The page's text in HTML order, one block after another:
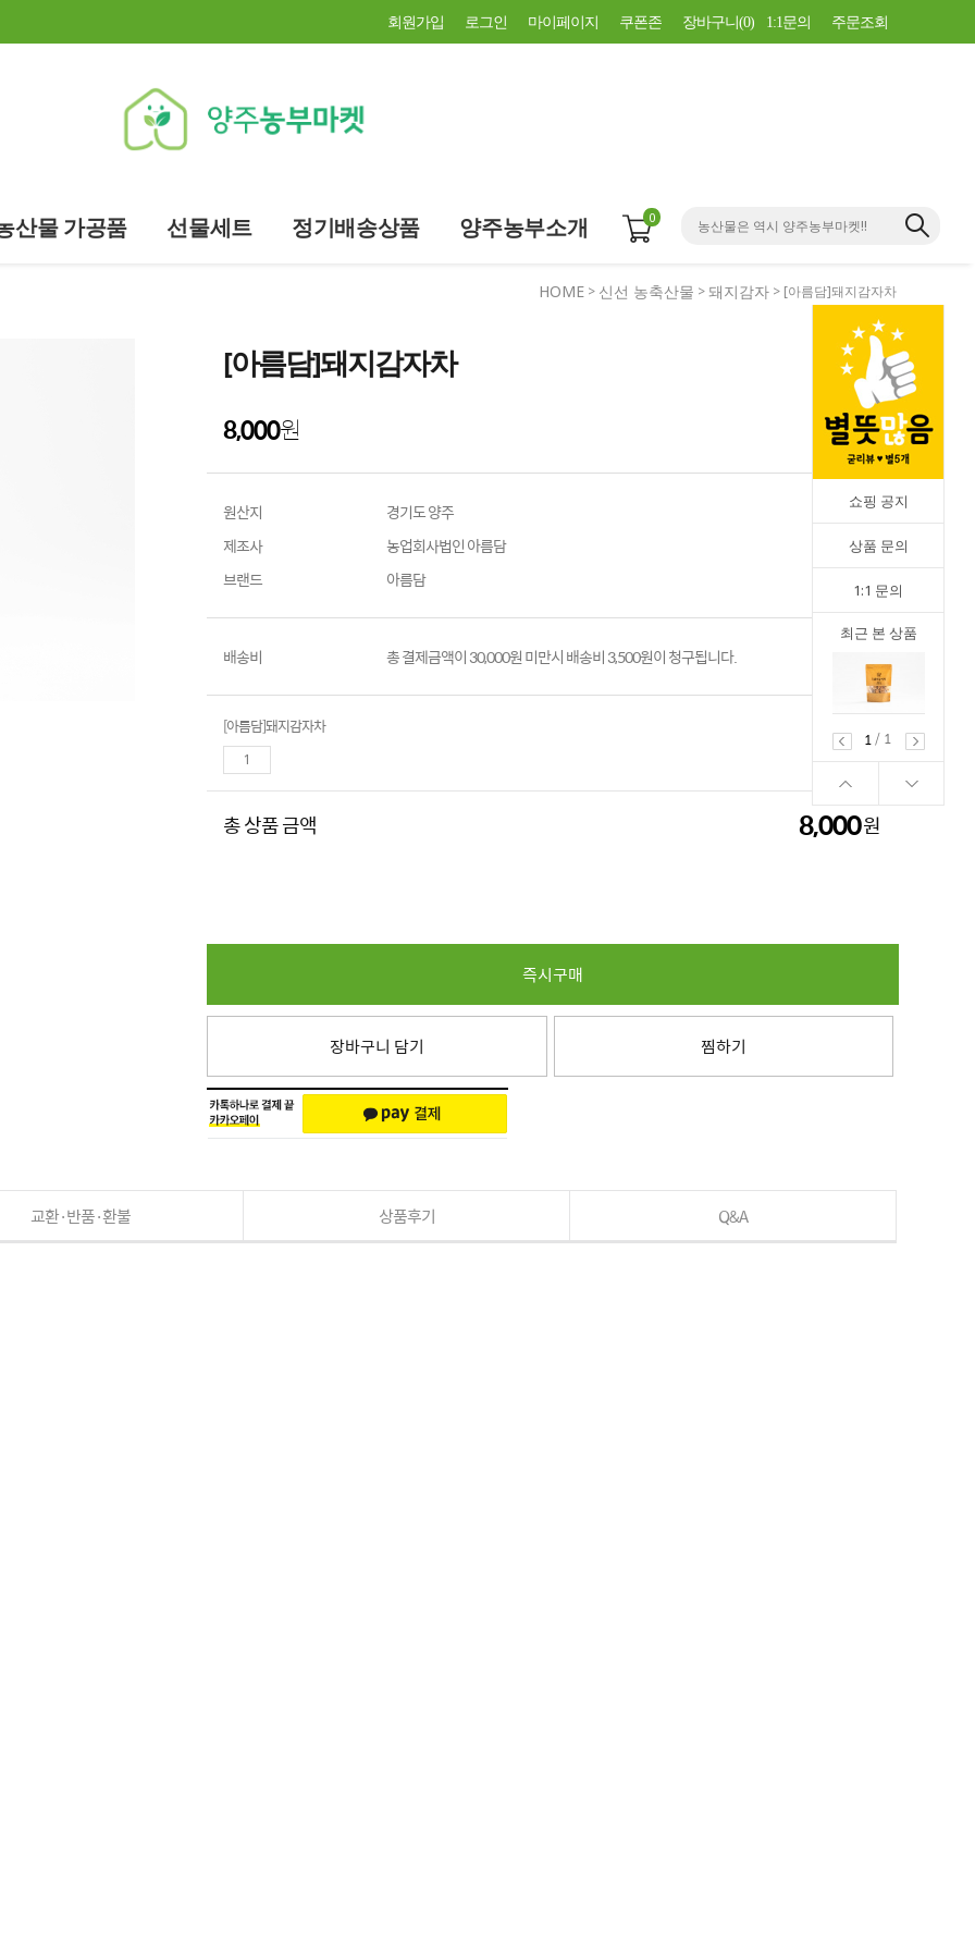
회원가입 로그인 마이페이지 쿠폰존 장바구니(0) 1:1문의 주문조회
산물 가공품 선물세트 정기배송상품 양주농부소개 0
쇼핑 공지
상품 문의
1:1 문의
최근 본 상품
1
/ 1
HOME > 신선 농축산물 >돼지감자 > [아름담]돼지감자차
[아름담]돼지감자차
8,000원
원산지
경기도 양주
제조사
농업회사법인 아름담
브랜드
아름담
배송비 총 결제금액이 30,000원 미만시 배송비 3,500원이 청구됩니다.
[아름담]돼지감자차
8,000원
총 상품 금액 8,000원
즉시구매
장바구니 담기 찜하기
교환·반품·환불 상품후기 Q&A